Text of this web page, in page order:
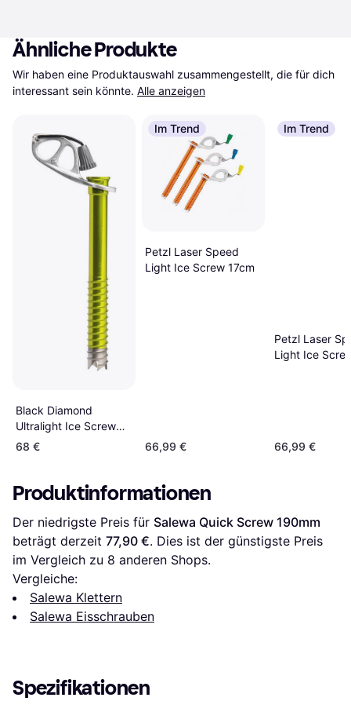
Ähnliche Produkte
Wir haben eine Produktauswahl zusammengestellt, die für dich
interessant sein könnte. Alle anzeigen
Black Diamond
Ultralight Ice Screw
19cm
68 €
Im Trend
Petzl Laser Speed
Light Ice Screw 17cm
66,99 €
Im Trend
Petzl Laser
Light Ice
66,99 €
Produktinformationen
Der niedrigste Preis für Salewa Quick Screw 190mm
beträgt derzeit 77,90 €. Dies ist der günstigste Preis
im Vergleich zu 8 anderen Shops.
Vergleiche:
Salewa Klettern
Salewa Eisschrauben
Spezifikationen